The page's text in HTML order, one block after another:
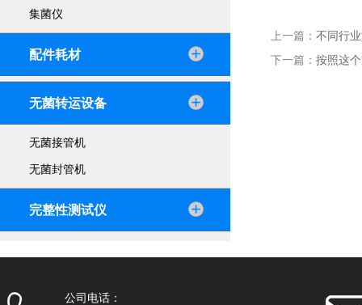
集菌仪
配件耗材
无菌转运设备
无菌接管机
无菌封管机
完整性测试仪
上一篇： 不同行
下一篇： 按照这
公司电话：